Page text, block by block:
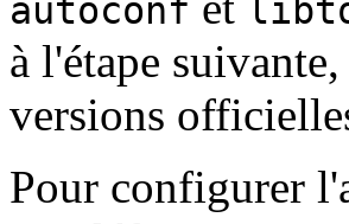
autoconf
à l'étape
versions
Pour configurer